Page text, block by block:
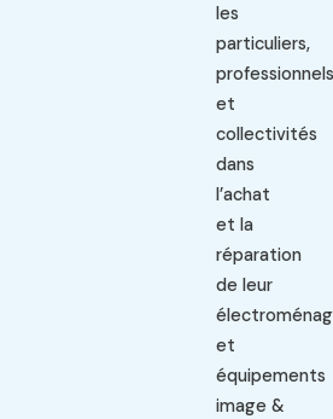
les
particuliers,
professionnels
et
collectivités
dans
l’achat
et la
réparation
de leur
et
équipements
image &